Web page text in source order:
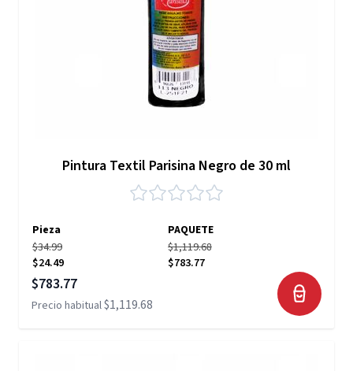
Pintura Textil Parisina Negro de 30 ml
Pieza
PAQUETE
$34.99
$24.49
$1,119.68
$783.77
Precio especial
$783.77
Precio habitual$1,119.68